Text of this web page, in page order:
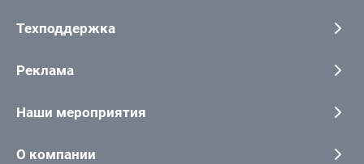
Техподдержка
Реклама
Наши мероприятия
О компании